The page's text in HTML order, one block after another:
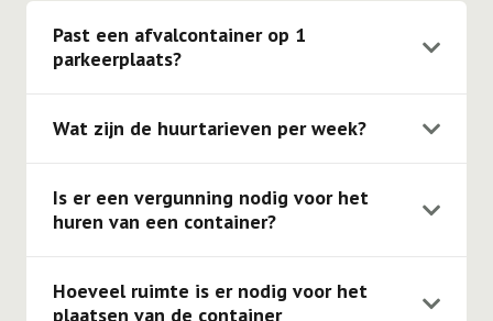
Past een afvalcontainer op 1
parkeerplaats?
containers passen op 1 parkeerplaats. De 15 m3, 20
Wat zijn de huurtarieven per week?
van € 35,00 per week. Voor de 20ft opslagcontainer is
dit € 45,00 per week.
Is er een vergunning nodig voor het
huren van een container?
gevallen geen vergunning nodig. Van de 1000 klanten
hebben er 999 geen vergunning. Mocht je hierover
Hoeveel ruimte is er nodig voor het
plaatsen van de container